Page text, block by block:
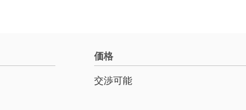
価格
交渉可能